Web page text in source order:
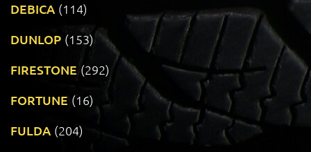
DEBICA (114)
DUNLOP (153)
FIRESTONE (292)
FORTUNE (16)
FULDA (204)